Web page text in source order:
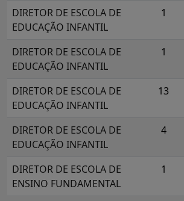
DIRETOR DE ESCOLA DE
EDUCAÇÃO INFANTIL
1
DIRETOR DE ESCOLA DE
EDUCAÇÃO INFANTIL
1
DIRETOR DE ESCOLA DE
EDUCAÇÃO INFANTIL
13
DIRETOR DE ESCOLA DE
EDUCAÇÃO INFANTIL
4
DIRETOR DE ESCOLA DE
ENSINO FUNDAMENTAL
1